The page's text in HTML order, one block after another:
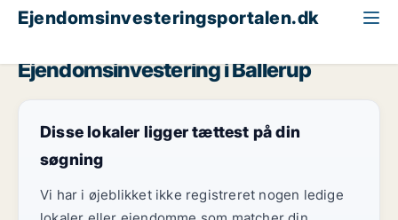
Ejendomsinvesteringsportalen.dk
Ejendomsinvestering i Ballerup
Disse lokaler ligger tættest på din
søgning
Vi har i øjeblikket ikke registreret nogen ledige